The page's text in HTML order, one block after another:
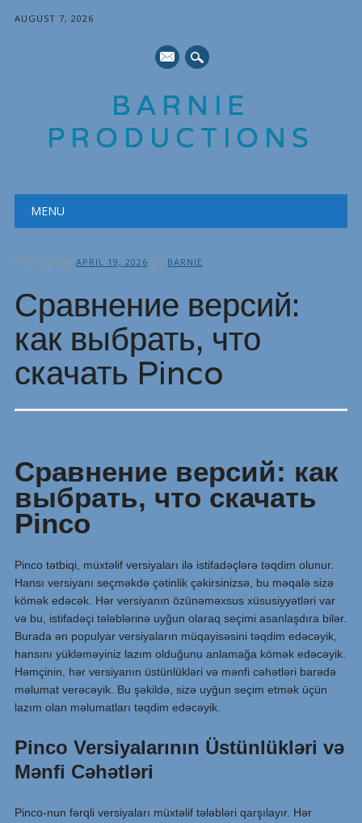
AUGUST 7, 2026
mail
BARNIE
PRODUCTIONS
Main menu
MENU
POSTED ON APRIL 19, 2026 BY BARNIE
Сравнение версий:
как выбрать, что
скачать Pinco
Сравнение версий: как
выбрать, что скачать
Pinco
Pinco tətbiqi, müxtəlif versiyaları ilə istifadəçlərə təqdim olunur.
Hansı versiyanı seçməkdə çətinlik çəkirsinizsə, bu məqalə sizə
kömək edəcək. Hər versiyanın özünəməxsus xüsusiyyətləri var
və bu, istifadəçi tələblərinə uyğun olaraq seçimi asanlaşdıra bilər.
Burada ən populyar versiyaların müqayisəsini təqdim edəcəyik,
hansını yükləməyiniz lazım olduğunu anlamağa kömək edəcəyik.
Həmçinin, hər versiyanın üstünlükləri və mənfi cəhətləri barədə
məlumat verəcəyik. Bu şəkildə, sizə uyğun seçim etmək üçün
lazım olan məlumatları təqdim edəcəyik.
Pinco Versiyalarının Üstünlükləri və
Mənfi Cəhətləri
Pinco-nun fərqli versiyaları müxtəlif tələbləri qarşılayır. Hər